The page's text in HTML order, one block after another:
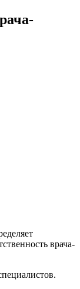
врача-